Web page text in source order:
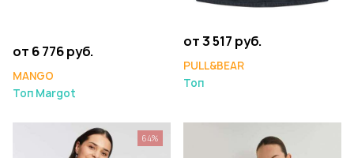
от 6 776 руб.
MANGO
Топ Margot
от 3 517 руб.
PULL&BEAR
Топ
64%